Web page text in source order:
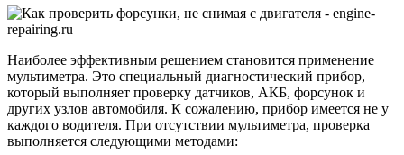
Наиболее эффективным решением становится применение
мультиметра. Это специальный диагностический прибор,
который выполняет проверку датчиков, АКБ, форсунок и
других узлов автомобиля. К сожалению, прибор имеется не у
каждого водителя. При отсутствии мультиметра, проверка
выполняется следующими методами: